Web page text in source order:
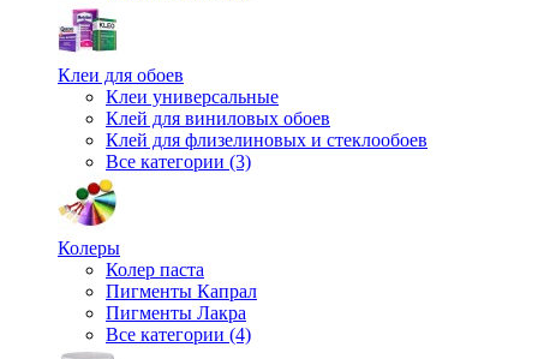
Клеи для обоев
Клеи универсальные
Клей для виниловых обоев
Клей для флизелиновых и стеклообоев
Все категории (3)
Колеры
Колер паста
Пигменты Капрал
Пигменты Лакра
Все категории (4)